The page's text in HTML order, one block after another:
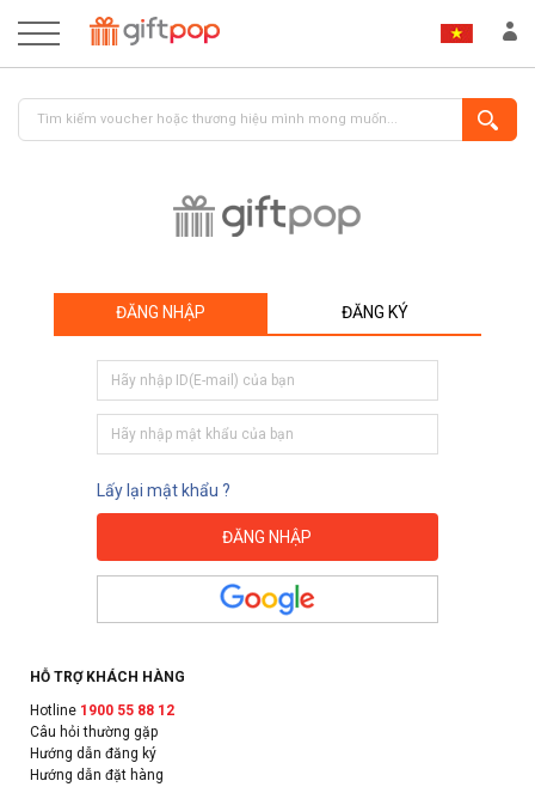
ĐĂNG NHẬP ĐĂNG KÝ
Lấy lại mật khẩu ?
HỖ TRỢ KHÁCH HÀNG
Hotline 1900 55 88 12
Câu hỏi thường gặp
Hướng dẫn đăng ký
Hướng dẫn đặt hàng